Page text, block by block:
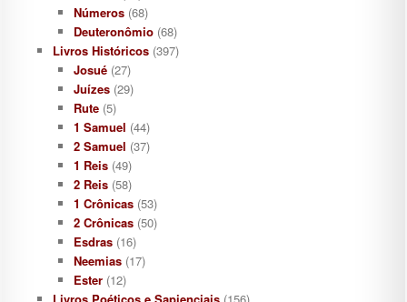
Números(68)
Deuteronômio(68)
Livros Históricos (397)
Josué(27)
Juízes(29)
Rute(5)
1 Samuel (44)
2 Samuel (37)
1 Reis(49)
2 Reis(58)
1 Crônicas(53)
2 Crônicas(50)
Esdras(16)
Neemias(17)
Ester(12)